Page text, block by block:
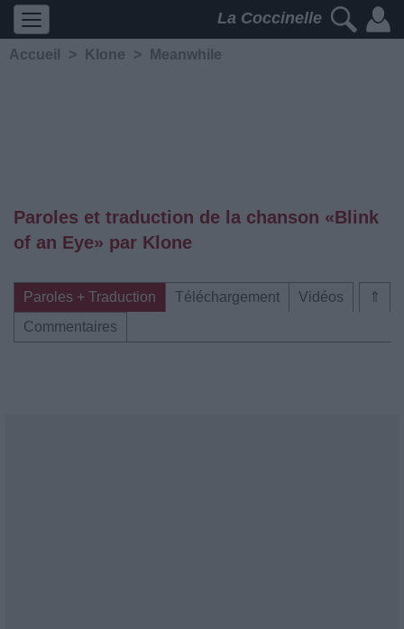
La Coccinelle
Accueil > Klone > Meanwhile
Paroles et traduction de la chanson «Blink
of an Eye» par Klone
⇑
Paroles + Traduction Téléchargement
Vidéos
Commentaires